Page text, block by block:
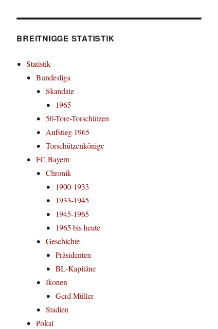
BREITNIGGE STATISTIK
Statistik
Bundesliga
Skandale
1965
50-Tore-Torschützen
Aufstieg 1965
Torschützenkönige
FC Bayern
Chronik
1900-1933
1933-1945
1945-1965
1965 bis heute
Geschichte
Präsidenten
BL-Kapitäne
Ikonen
Gerd Müller
Stadien
Pokal